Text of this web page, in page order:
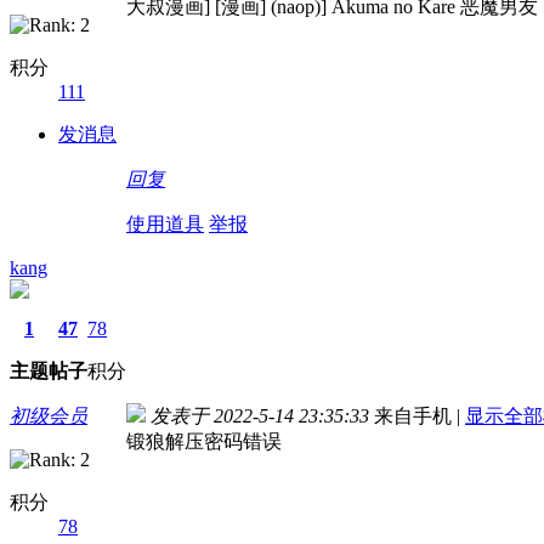
积分
111
发消息
大叔漫画] [漫画] (naop)] Akuma no Kare 恶魔男
回复
使用道具 举报
kang
1
主题
47
帖子
78
积分
初级会员
积分
78
发表于 2022-5-14 23:35:33 来自手机 | 显示全
锻狼解压密码错误